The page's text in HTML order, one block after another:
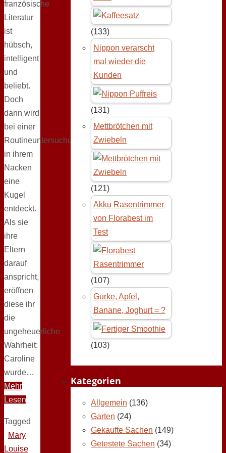
französische
Literatur
ist
hübsch,
intelligent
und
beliebt.
Doch
dann wird
bei einer
Routineuntersuchung
in ihrem
Nacken
eine
Kugel
entdeckt.
Als sie
ihre
Eltern
darauf
anspricht,
eröffnen
diese ihr
die
ungeheuerliche
Wahrheit:
Caroline
wurde…
Mehr
Lesen
Tagged
Mary
Louise
(133)
Nippon verarscht
mal wieder die
Kunden
(131)
Mettbrötchen mit
Zwiebeln
(121)
Akku Rasentrimmer
von Florabest im
Test
(107)
Gurke, Apfel,
Banane, Joghurt = ?
(103)
Kategorien
Allgemein (136)
Garten (24)
Gekaufte Sachen (149)
Getestete Sachen (34)